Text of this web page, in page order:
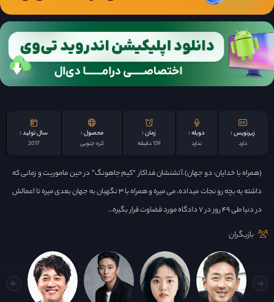
زیرنویس :
دارد
دوبله :
ندارد
زمان :
139 دقیقه
محصول :
کره جنوبی
سال تولید :
2017
(همراه با خدایان: دو جهان).آتشنشان فداکار “کیم جاهونگ” در حین ماموریت و زمانی که
داشته یه بچه رو نجات میداده، می میره و همراه با ۳ نگهبان به جهان بعدی میره تا اعمالش
در دنیا طی ۴۹ روز در ۷ دادگاه مورد قضاوت قرار بگیره…
بازیگران